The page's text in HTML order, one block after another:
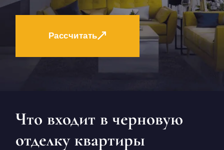
СТОИМОСТЬ
О КОМПАНИИ
КОНТАКТЫ
+380671500551
Заказать звонок сейчас
Рассчитать
Что входит в черновую
отделку квартиры